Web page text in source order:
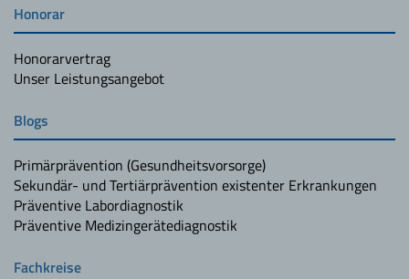
Honorar
Honorarvertrag
Unser Leistungsangebot
Blogs
Primärprävention (Gesundheitsvorsorge)
Sekundär- und Tertiärprävention existenter Erkrankungen
Präventive Labordiagnostik
Präventive Medizingerätediagnostik
Fachkreise